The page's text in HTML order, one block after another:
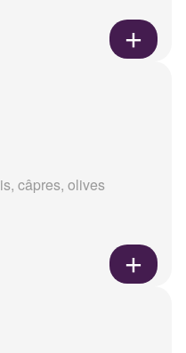
câpres, olives